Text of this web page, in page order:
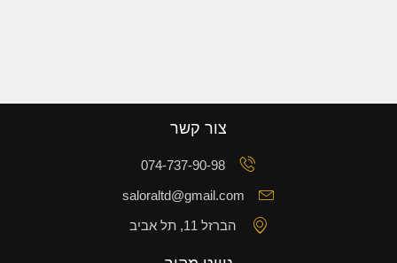
צור קשר
074-737-90-98
saloraltd@gmail.com
הברזל 11, תל אביב